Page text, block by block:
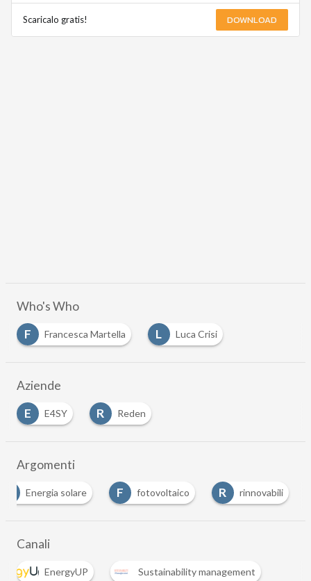
Scaricalo gratis! DOWNLOAD
Who's Who
F
Francesca Martella L Luca Crisi
Aziende
E
E4SY R Reden
Argomenti
Energia solare F fotovoltaico R rinnovabili
Canali
EnergyUP Sustainability management